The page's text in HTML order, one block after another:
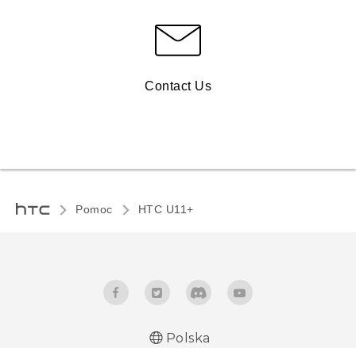
Contact Us
Pomoc HTC U11+‎
Polska